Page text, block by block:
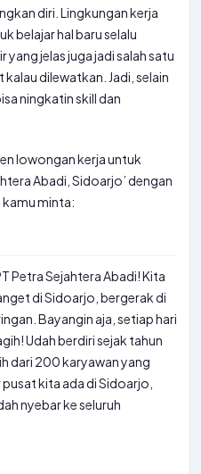
diri. Lingkungan kerja
belajar hal baru selalu
yang jelas juga jadi salah satu
dilewatkan. Jadi, selain
ningkatin skill dan
lowongan kerja untuk
Abadi, Sidoarjo’ dengan
minta:
Petra Sejahtera Abadi! Kita
di Sidoarjo, bergerak di
Bayangin aja, setiap hari
Udah berdiri sejak tahun
dari 200 karyawan yang
kita ada di Sidoarjo,
nyebar ke seluruh